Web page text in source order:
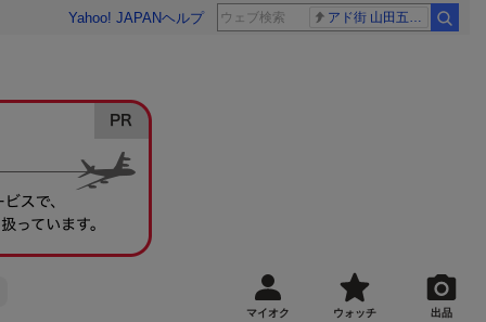
Yahoo! JAPANヘルプ アド街 山田五郎さん
マイオク ウォッチ 出品